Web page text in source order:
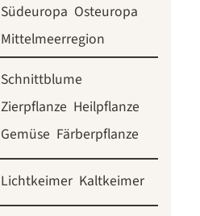
Südeuropa Osteuropa
Mittelmeerregion
Schnittblume
Zierpflanze Heilpflanze
Gemüse Färberpflanze
Lichtkeimer Kaltkeimer